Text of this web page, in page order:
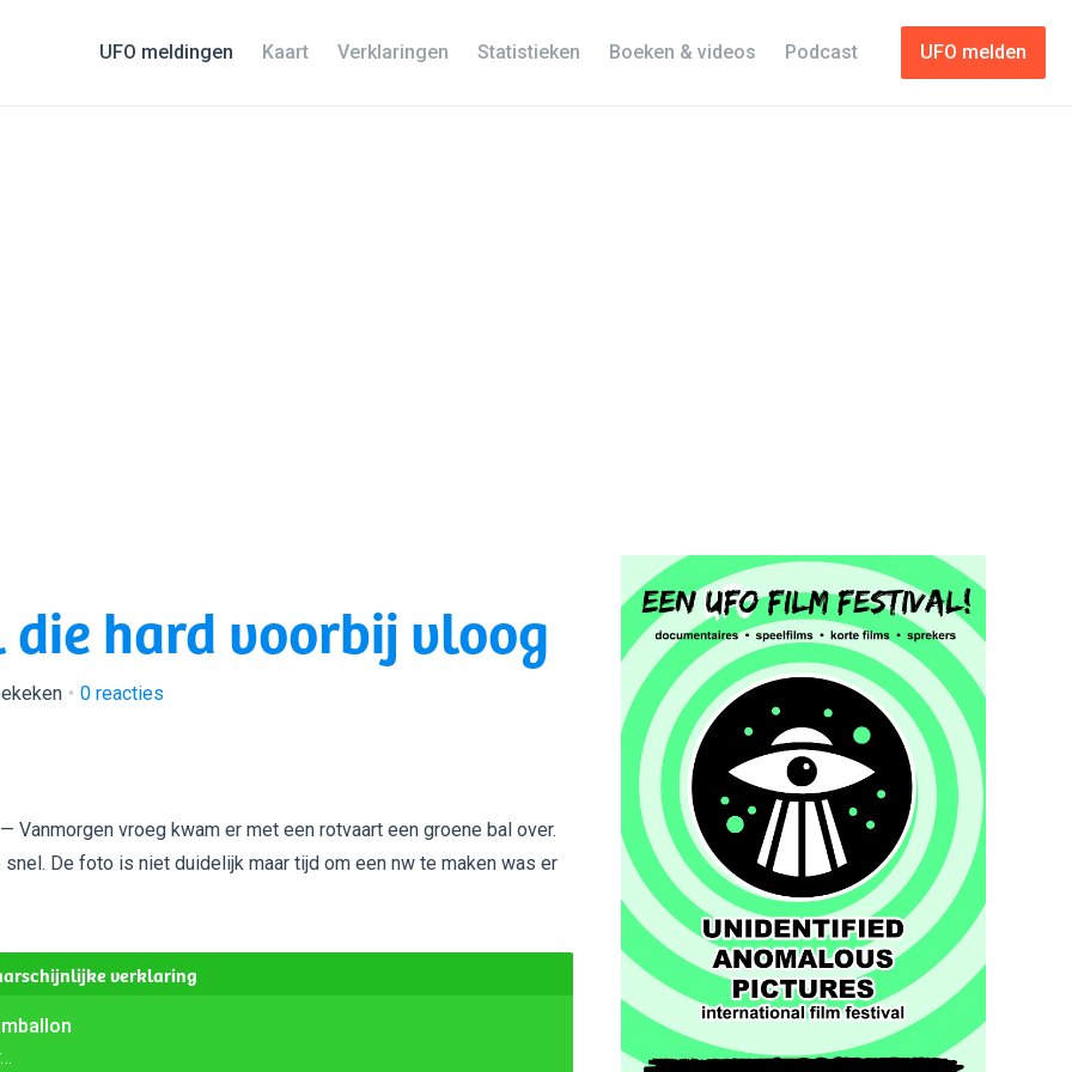
UFO melden
UFO meldingen Kaart Verklaringen Statistieken Boeken & videos Podcast
hard voorbij vloog
0 reacties
Vanmorgen vroeg kwam er met een rotvaart een groene bal over.
De foto is niet duidelijk maar tijd om een nw te maken was er
verklaring